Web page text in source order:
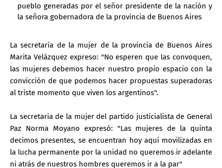
pueblo generadas por el señor presidente de la nación y
la señora gobernadora de la provincia de Buenos Aires
La secretaría de la mujer de la provincia de Buenos Aires
Marita Velázquez expreso: "No esperen que las convoquen,
las mujeres debemos hacer nuestro propio espacio con la
convicción de que podemos hacer propuestas superadoras
al triste momento que viven los argentinos".
La secretaria de la mujer del partido justicialista de General
Paz Norma Moyano expresó: "Las mujeres de la quinta
decimos presentes, se encuentran hoy aquí movilizadas en
la lucha permanente por la unidad no queremos ir adelante
ni atrás de nuestros hombres queremos ir a la par"